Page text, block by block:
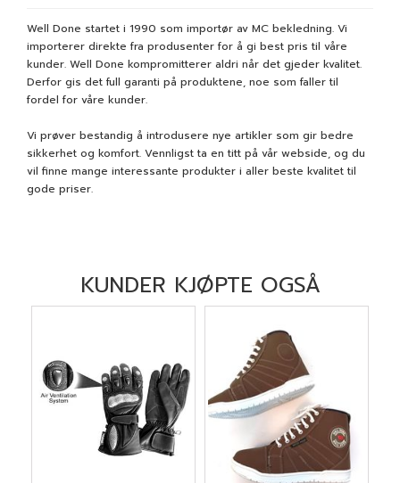
Well Done startet i 1990 som importør av MC bekledning. Vi
importerer direkte fra produsenter for å gi best pris til våre
kunder. Well Done kompromitterer aldri når det gjeder kvalitet.
Derfor gis det full garanti på produktene, noe som faller til
fordel for våre kunder.
Vi prøver bestandig å introdusere nye artikler som gir bedre
sikkerhet og komfort. Vennligst ta en titt på vår webside, og du
vil finne mange interessante produkter i aller beste kvalitet til
gode priser.
KUNDER KJØPTE OGSÅ